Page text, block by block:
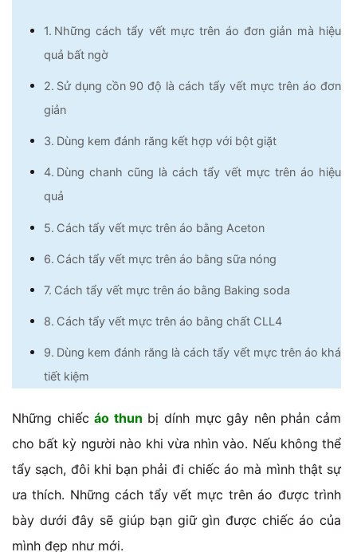
Những cách tẩy vết mực trên áo đơn giản mà hiệu
quả bất ngờ
Sử dụng cồn 90 độ là cách tẩy vết mực trên áo đơn
giản
Dùng kem đánh răng kết hợp với bột giặt
Dùng chanh cũng là cách tẩy vết mực trên áo hiệu
quả
Cách tẩy vết mực trên áo bằng Aceton
Cách tẩy vết mực trên áo bằng sữa nóng
Cách tẩy vết mực trên áo bằng Baking soda
Cách tẩy vết mực trên áo bằng chất CLL4
Dùng kem đánh răng là cách tẩy vết mực trên áo khá
tiết kiệm
Những chiếcáo thun bị dính mực gây nên phản cảm
cho bất kỳ người nào khi vừa nhìn vào. Nếu không thể
tẩy sạch, đôi khi bạn phải đi chiếc áo mà mình thật sự
ưa thích. Những cách tẩy vết mực trên áo được trình
bày dưới đây sẽ giúp bạn giữ gìn được chiếc áo của
mình đẹp như mới.